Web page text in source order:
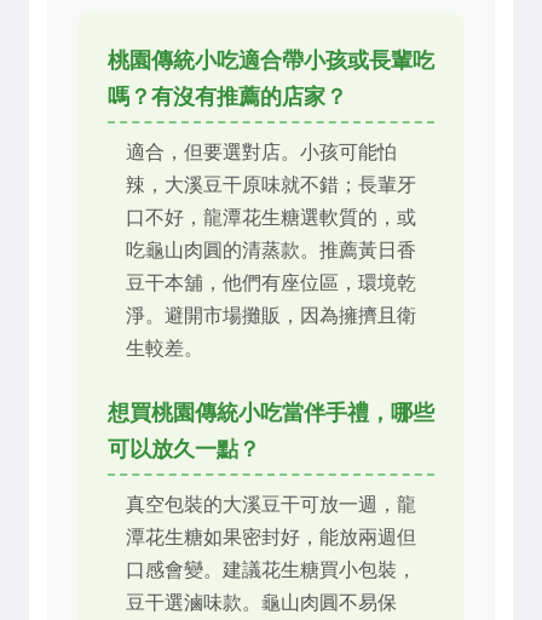
桃園傳統小吃適合帶小孩或長輩吃
嗎？有沒有推薦的店家？
適合，但要選對店。小孩可能怕
辣，大溪豆干原味就不錯；長輩牙
口不好，龍潭花生糖選軟質的，或
吃龜山肉圓的清蒸款。推薦黃日香
豆干本舖，他們有座位區，環境乾
淨。避開市場攤販，因為擁擠且衛
生較差。
想買桃園傳統小吃當伴手禮，哪些
可以放久一點？
真空包裝的大溪豆干可放一週，龍
潭花生糖如果密封好，能放兩週但
口感會變。建議花生糖買小包裝，
豆干選滷味款。龜山肉圓不易保